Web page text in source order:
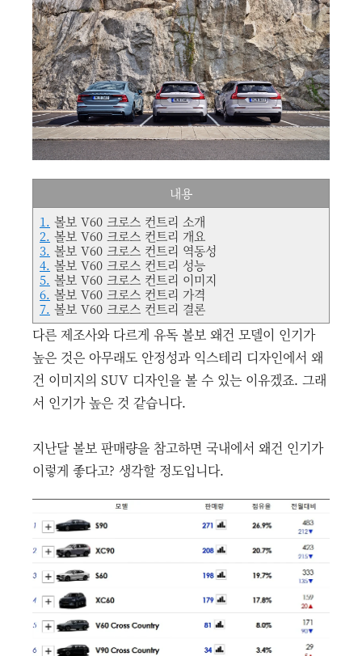
내용
1. 볼보 V60 크로스 컨트리 소개
2. 볼보 V60 크로스 컨트리 개요
3. 볼보 V60 크로스 컨트리 역동성
4. 볼보 V60 크로스 컨트리 성능
5. 볼보 V60 크로스 컨트리 이미지
6. 볼보 V60 크로스 컨트리 가격
7. 볼보 V60 크로스 컨트리 결론
다른 제조사와 다르게 유독 볼보 왜건 모델이 인기가
높은 것은 아무래도 안정성과 익스테리 디자인에서 왜
건 이미지의 SUV 디자인을 볼 수 있는 이유겠죠. 그래
서 인기가 높은 것 같습니다.
지난달 볼보 판매량을 참고하면 국내에서 왜건 인기가
이렇게 좋다고? 생각할 정도입니다.